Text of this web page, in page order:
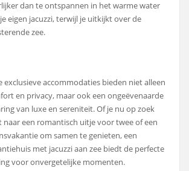
dan te ontspannen in het warme water
eigen jacuzzi, terwijl je uitkijkt over de
zee.
exclusieve accommodaties bieden niet alleen
en privacy, maar ook een ongeëvenaarde
van luxe en sereniteit. Of je nu op zoek
naar een romantisch uitje voor twee of een
om samen te genieten, een
met jacuzzi aan zee biedt de perfecte
voor onvergetelijke momenten.